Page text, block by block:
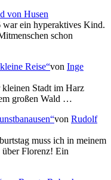
von Husen
ein hyperaktives Kind.
schon
Reise von Inge
Stadt im Harz
großen Wald …
von Rudolf
muss ich in meinem
Florenz! Ein